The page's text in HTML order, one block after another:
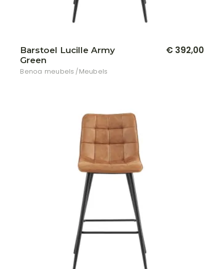
Barstoel Lucille Army
Green
Benoa meubels Meubels
€392,00